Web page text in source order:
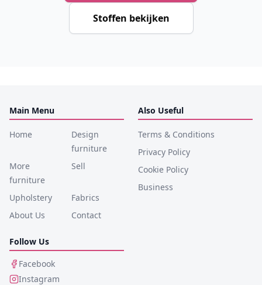
Stoffen bekijken
Main Menu
Home
Design
furniture
More
furniture
Sell
Upholstery
Fabrics
About Us
Contact
Also Useful
Terms & Conditions
Privacy Policy
Cookie Policy
Business
Follow Us
Facebook
Instagram